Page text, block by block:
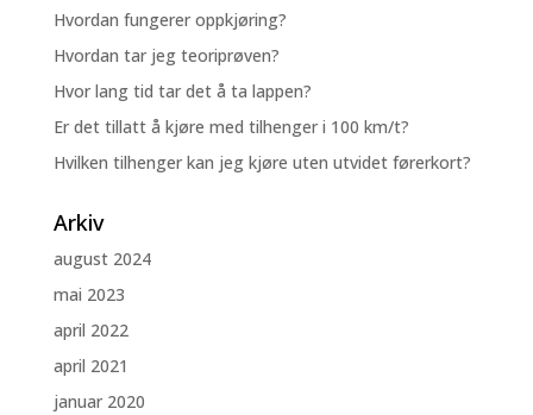
Hvordan fungerer oppkjøring?
Hvordan tar jeg teoriprøven?
Hvor lang tid tar det å ta lappen?
Er det tillatt å kjøre med tilhenger i 100 km/t?
Hvilken tilhenger kan jeg kjøre uten utvidet førerkort?
Arkiv
august 2024
mai 2023
april 2022
april 2021
januar 2020